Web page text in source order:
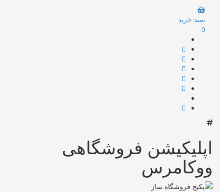
سبد خرید
0
اپلیکیشن فروشگاهی
ووکامرس